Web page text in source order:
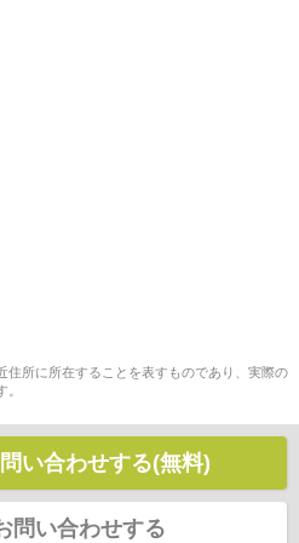
所に所在することを表すものであり、実際の
い合わせする(無料)
問い合わせする